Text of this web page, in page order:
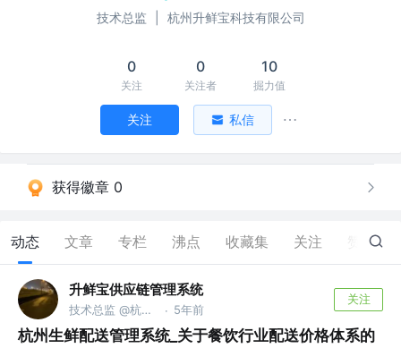
技术总监 杭州升鲜宝科技有限公司
0
关注
0
关注者
10
掘力值
关注 私信
获得徽章 0
动态 文章 专栏 沸点 收藏集 关注 0
升鲜宝供应链管理系统
技术总监 @杭州升鲜宝科技有限公司 · 5年前
关注
杭州生鲜配送管理系统_关于餐饮行业配送价格体系的